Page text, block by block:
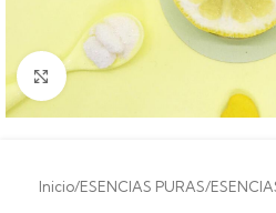
Clic para ampliar
Inicio/ESENCIAS PURAS/